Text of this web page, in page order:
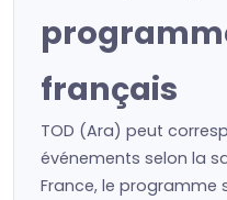
français
TOD (Ara) peut
événements selon la
France, le